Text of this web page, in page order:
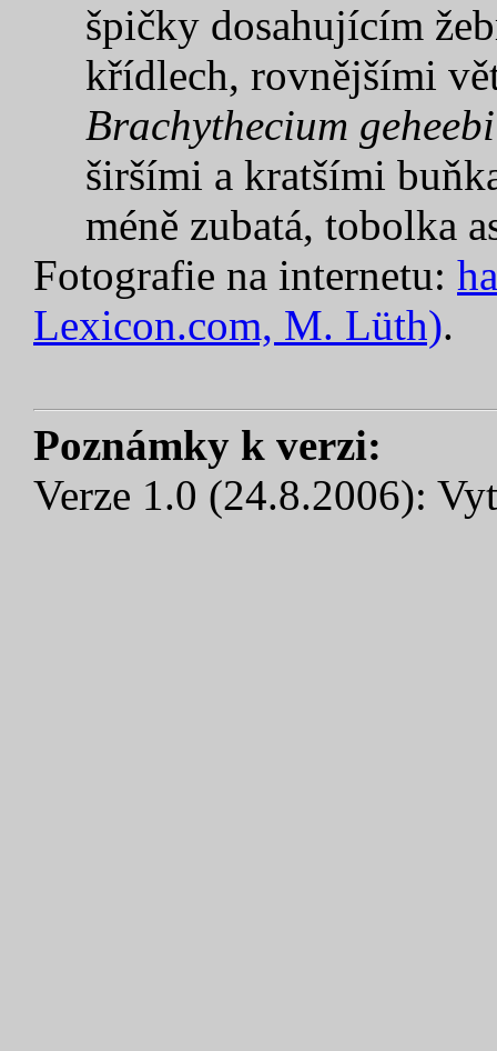
špičky dosahujícím
křídlech, rovnějšími
Brachythecium
širšími a kratšími
méně zubatá, tobolka
Fotografie na internetu:
Lexicon.com, M. Lüth).
Poznámky k verzi:
Verze 1.0 (24.8.2006):